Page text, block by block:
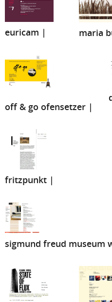
euricam | maria
off & go ofensetzer |
fritzpunkt |
sigmund freud museum